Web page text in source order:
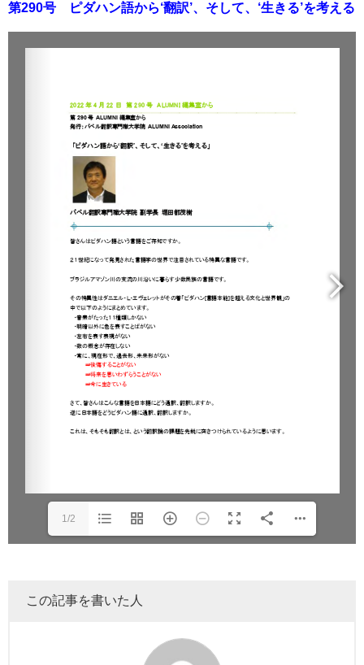
第290号 ピダハン語から‘翻訳’、そして、‘生きる’を考える
1/2
この記事を書いた人